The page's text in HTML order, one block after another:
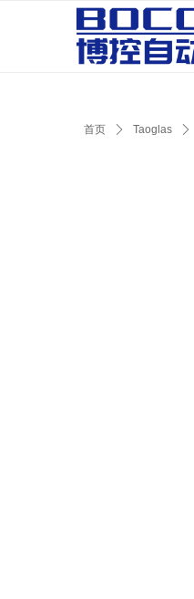
首页 ꄲ Taoglas ꄲ